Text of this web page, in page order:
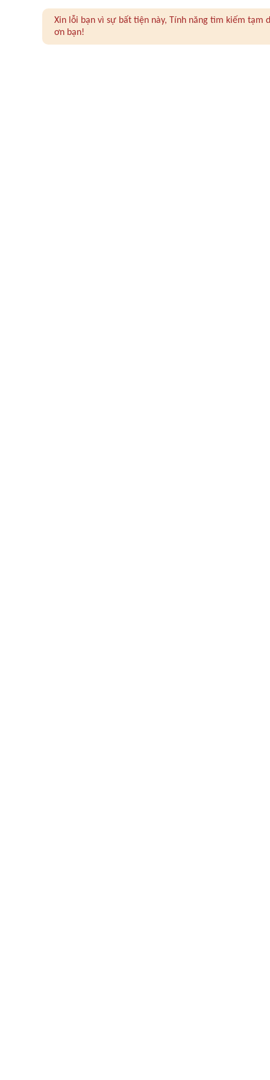
Xin lỗi bạn vì sự bất tiện này, Tính năng tìm kiếm
ơn bạn!